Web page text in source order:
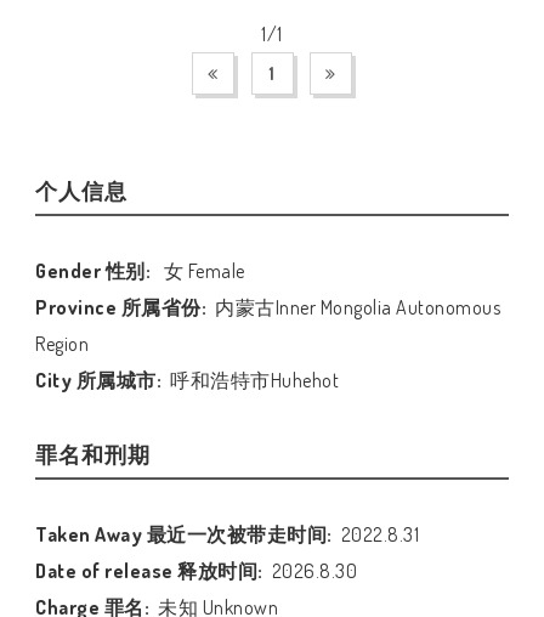
1/1
1
个人信息
Gender 性别: 女 Female
Province 所属省份: 内蒙古Inner Mongolia Autonomous
Region
City 所属城市: 呼和浩特市Huhehot
罪名和刑期
Taken Away 最近一次被带走时间: 2022.8.31
Date of release 释放时间: 2026.8.30
Charge 罪名: 未知 Unknown